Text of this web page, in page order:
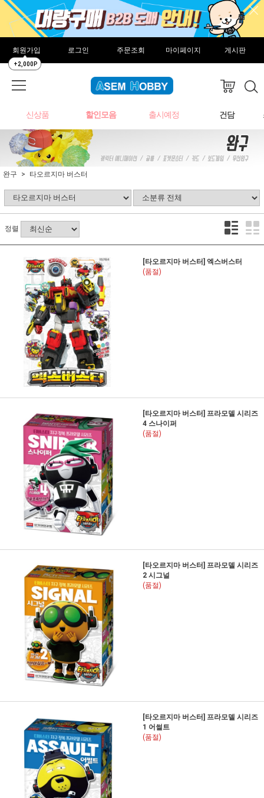
회원가입
+2,000P
로그인 주문조회 마이페이지 게시판
신상품 할인모음 출시예정 건담
완구 타오르지마 버스터
정렬
[타오르지마 버스터] 엑스버스터
(품절)
[타오르지마 버스터] 프라모델 시리즈
4 스나이퍼
(품절)
[타오르지마 버스터] 프라모델 시리즈
2 시그널
(품절)
[타오르지마 버스터] 프라모델 시리즈
1 어썰트
(품절)